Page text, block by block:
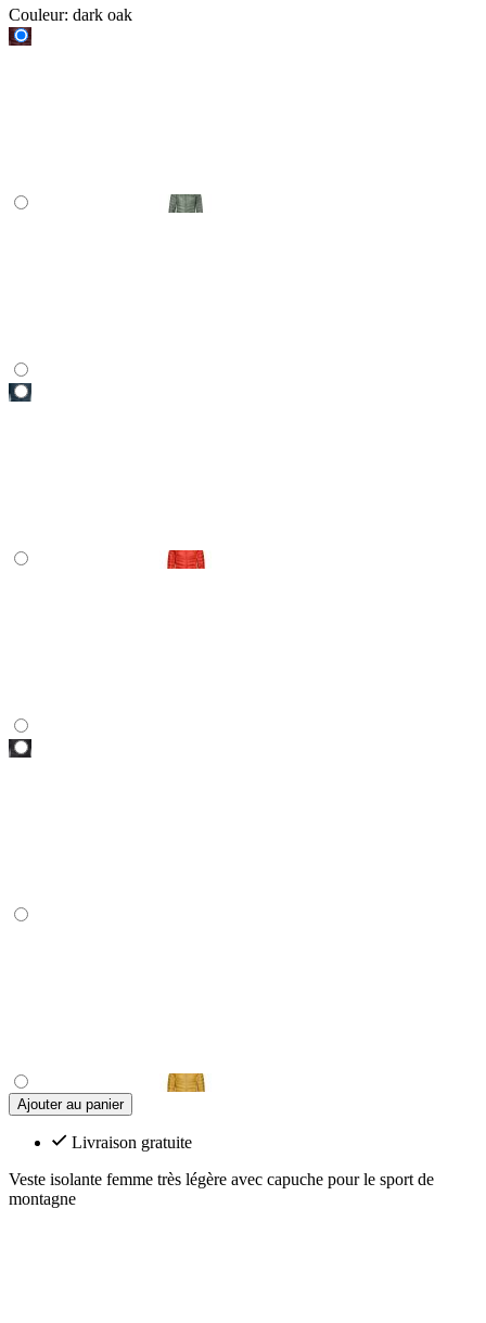
Couleur: dark oak
Ajouter au panier
Livraison gratuite
Veste isolante femme très légère avec capuche pour le sport de
montagne